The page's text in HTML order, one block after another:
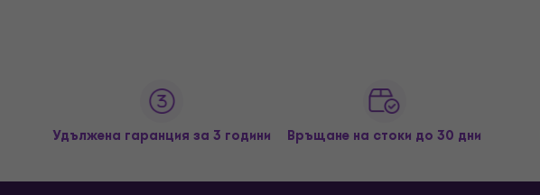
Удължена гаранция за 3 години Връщане на стоки до 30 дни